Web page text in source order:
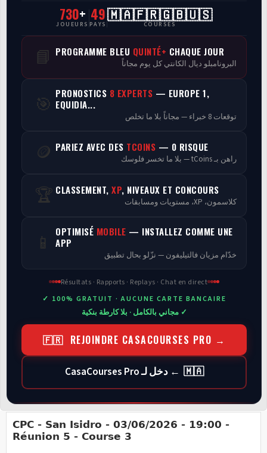
CasaCourses Pro
Resultats/Rapport CPCs
Discussion
Programmes
730+
JOUEURS
49
PAYS
🇲🇦🇫🇷🇬🇧🇺🇸
COURSES
📘 PROGRAMME BLEU QUINTÉ+ CHAQUE JOUR
البرونامبلو ديال الكانتي كل يوم مجاناً
🎯 PRONOSTICS 8 EXPERTS — EUROPE 1,
EQUIDIA...
توقعات 8 خبراء — مجاناً بلا ما تخلص
🪙 PARIEZ AVEC DES TCOINS — 0 RISQUE
راهن بـ tCoins — بلا ما تخسر فلوسك
🏆 CLASSEMENT, XP, NIVEAUX ET CONCOURS
كلاسمون، XP، مستويات ومسابقات
📱 OPTIMISÉ MOBILE — INSTALLEZ COMME UNE
APP
خدّام مزيان فالتيليفون — نزّلو بحال تطبيق
Résultats · Rapports · Replays · Chat en direct
✓ 100% GRATUIT · AUCUNE CARTE BANCAIRE
✓ مجاني بالكامل · بلا كارطة بنكية
🇫🇷 REJOINDRE CASACOURSES PRO →
🇲🇦 ← دخل لـ CasaCourses Pro
CPC - San Isidro - 03/06/2026 - 19:00 -
Réunion 5 - Course 3